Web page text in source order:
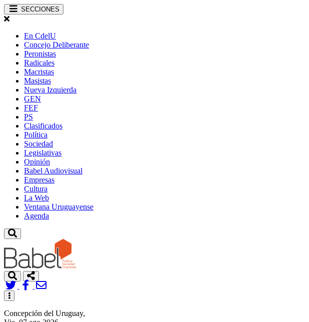
SECCIONES
En CdelU
Concejo Deliberante
Peronistas
Radicales
Macristas
Masistas
Nueva Izquierda
GEN
FEF
PS
Clasificados
Política
Sociedad
Legislativas
Opinión
Babel Audiovisual
Empresas
Cultura
La Web
Ventana Uruguayense
Agenda
Toggle
navigation
Concepción del Uruguay,